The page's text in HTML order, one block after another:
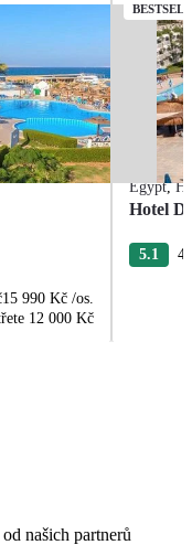
15 990 Kč /os.
12 000 Kč
Egypt,
Hotel
5.1
našich partnerů